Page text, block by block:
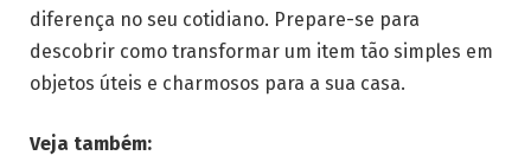
diferença no seu cotidiano. Prepare-se para
descobrir como transformar um item tão simples em
objetos úteis e charmosos para a sua casa.
Veja também: